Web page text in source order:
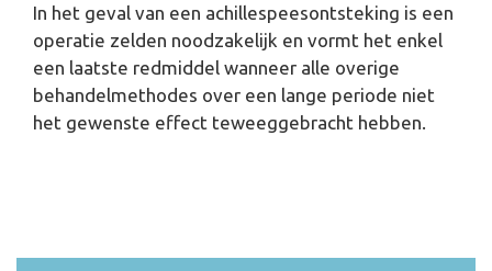
In het geval van een achillespeesontsteking is een
operatie zelden noodzakelijk en vormt het enkel
een laatste redmiddel wanneer alle overige
behandelmethodes over een lange periode niet
het gewenste effect teweeggebracht hebben.